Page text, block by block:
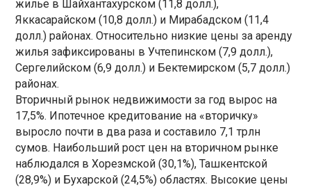
жилье в Шайхантахурском (11,8 долл.),
Яккасарайском (10,8 долл.) и Мирабадском (11,4
долл.) районах. Относительно низкие цены за аренду
жилья зафиксированы в Учтепинском (7,9 долл.),
Сергелийском (6,9 долл.) и Бектемирском (5,7 долл.)
районах.
Вторичный рынок недвижимости за год вырос на
17,5%. Ипотечное кредитование на «вторичку»
выросло почти в два раза и составило 7,1 трлн
сумов. Наибольший рост цен на вторичном рынке
наблюдался в Хорезмской (30,1%), Ташкентской
(28,9%) и Бухарской (24,5%) областях. Высокие цены